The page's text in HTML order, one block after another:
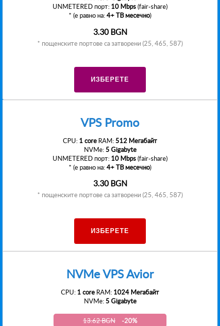
UNMETERED порт: 10 Mbps(fair-share)
* (е равно на:4+ TB месечно)
3.30 BGN
* пощенските портове са затворени (25, 465, 587)
ИЗБЕРЕТЕ
VPS Promo
CPU: 1 core RAM:512 Мегабайт
NVMe:5 Gigabyte
UNMETERED порт: 10 Mbps(fair-share)
* (е равно на:4+ TB месечно)
3.30 BGN
* пощенските портове са затворени (25, 465, 587)
ИЗБЕРЕТЕ
NVMe VPS Avior
CPU: 1 core RAM: 1024 Мегабайт
NVMe:5 Gigabyte
13.62 BGN -20%